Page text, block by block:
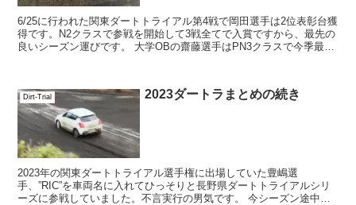
6/25に行われた関東ダートトライアル第4戦で岡田選手は2位表彰台獲
得です。N2クラスで参戦を開始して3戦全てで入賞ですから、最先の
良いシーズン運びです。 大学OBの齋藤選手はPN3クラスで今季最上
Dirt-Trial 2023ダートラまとめの続き
2023年の関東ダートトライアル選手権に出場していた豊嶋選
手、”RIC”を車両名に入れてひっそりと長野県ダートトライアルシリ
ーズに参戦していました。不言実行の男気です。 今シーズン途中に